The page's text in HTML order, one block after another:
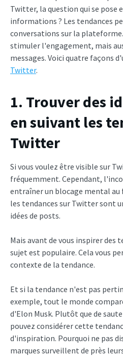
Twitter, la question qui se pose
informations ? Les tendances
conversations sur la
stimuler l'engagement, mais
messages. Voici quatre façons
Twitter.
1. Trouver des
en suivant les
Twitter
Si vous voulez être visible sur
fréquemment. Cependant,
entraîner un blocage mental au
les tendances sur Twitter sont
idées de posts.
Mais avant de vous inspirer des
sujet est populaire. Cela vous
contexte de la tendance.
Et si la tendance n'est pas
exemple, tout le monde
d'Elon Musk. Plutôt que de
pouvez considérer cette
d'inspiration. Pourquoi ne pas
marques surveillent de près